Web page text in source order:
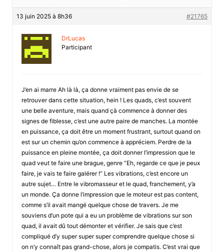
13 juin 2025 à 8h36 #21765
DrLucas
Participant
J’en ai marre Ah là là, ça donne vraiment pas envie de se
retrouver dans cette situation, hein ! Les quads, c’est souvent
une belle aventure, mais quand çà commence à donner des
signes de fiblesse, c’est une autre paire de manches. La montée
en puissance, ça doit être un moment frustrant, surtout quand on
est sur un chemin qu’on commence à appréciem. Perdre de la
puissance en pleine montée, ça doit donner l’impression que le
quad veut te faire une brague, genre “Eh, regarde ce que je peux
faire, je vais te faire galérer !” Les vibrations, c’est encore un
autre sujet… Entre le vibromasseur et le quad, franchement, y’a
un monde. Ça donne l’impression que le moteur est pas content,
comme s’il avait mangé quelque chose de travers. Je me
souviens d’un pote qui a eu un problème de vibrations sur son
quad, il avait dû tout démonter et vérifier. Je sais que c’est
compliqué d’y super super super comprendre quelque chose si
on n’y connaît pas grand-chose, alors je compatis. C’est vrai que